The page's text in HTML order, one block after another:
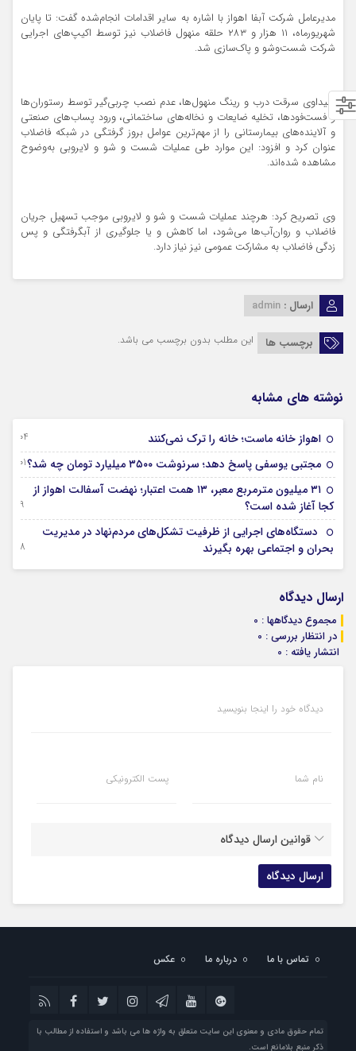
مدیرعامل شرکت آبفا اهواز با اشاره به سایر اقدامات انجام‌شده گفت: تا پایان
شهریورماه، ۱۱ هزار و ۲۸۳ حلقه منهول فاضلاب نیز توسط اکیپ‌های اجرایی
شرکت شست‌وشو و پاک‌سازی شد.
عبیداوی سرقت درب و رینگ منهول‌ها، عدم نصب چربی‌گیر توسط رستوران‌ها
و فست‌فودها، تخلیه ضایعات و نخاله‌های ساختمانی، ورود پساب‌های صنعتی
و آلاینده‌های بیمارستانی را از مهم‌ترین عوامل بروز گرفتگی در شبکه فاضلاب
عنوان کرد و افزود: این موارد طی عملیات شست‌ و شو و لایروبی به‌وضوح
مشاهده شده‌اند.
وی تصریح کرد: هرچند عملیات شست‌ و شو و لایروبی موجب تسهیل جریان
فاضلاب و روان‌آب‌ها می‌شود، اما کاهش و یا جلوگیری از آبگرفتگی و پس
زدگی فاضلاب به مشارکت عمومی نیز نیاز دارد.
ارسال : admin
برچسب ها این مطلب بدون برچسب می باشد.
نوشته های مشابه
اهواز خانه ماست؛ خانه را ترک نمی‌کنند 04 آگوست 2026
مجتبی یوسفی پاسخ دهد؛ سرنوشت ۳۵۰۰ میلیارد تومان چه شد؟ 01 آگوست 2026
۳۱ میلیون مترمربع معبر، ۱۳ همت اعتبار؛ نهضت آسفالت اهواز از
کجا آغاز شده است؟
29 جولای 2026
دستگاه‌های اجرایی از ظرفیت تشکل‌های مردم‌نهاد در مدیریت
بحران و اجتماعی بهره بگیرند
28 جولای 2026
ارسال دیدگاه
مجموع دیدگاهها : 0
در انتظار بررسی : 0
انتشار یافته : 0
دیدگاه خود را اینجا بنویسید
نام شما پست الکترونیکی
قوانین ارسال دیدگاه
تماس با ما درباره ما عکس
تمام حقوق مادی و معنوی این سایت متعلق به واژه ها می باشد و استفاده از مطالب با
ذکر منبع بلامانع است.